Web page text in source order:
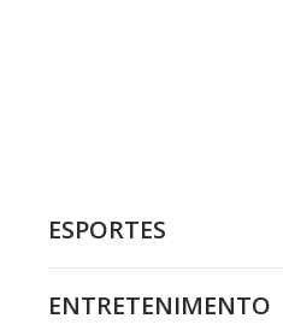
ESPORTES
ENTRETENIMENTO